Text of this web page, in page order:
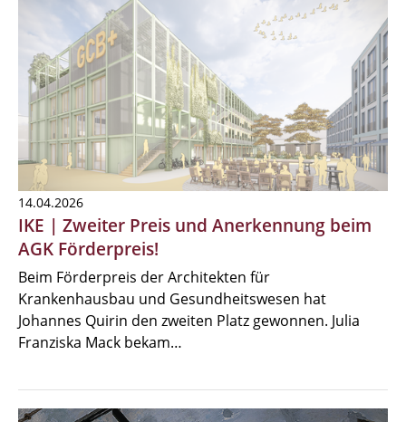
14.04.2026
IKE | Zweiter Preis und Anerkennung beim
AGK Förderpreis!
Beim Förderpreis der Architekten für
Krankenhausbau und Gesundheitswesen hat
Johannes Quirin den zweiten Platz gewonnen. Julia
Franziska Mack bekam…